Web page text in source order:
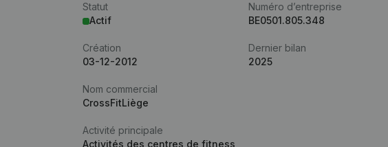
Statut
Actif
Numéro d’entreprise
BE0501.805.348
Création
03-12-2012
Dernier bilan
2025
Nom commercial
CrossFitLiège
Activité principale
Activités des centres de fitness